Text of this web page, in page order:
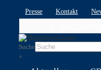
Presse Kontakt
Suche
×